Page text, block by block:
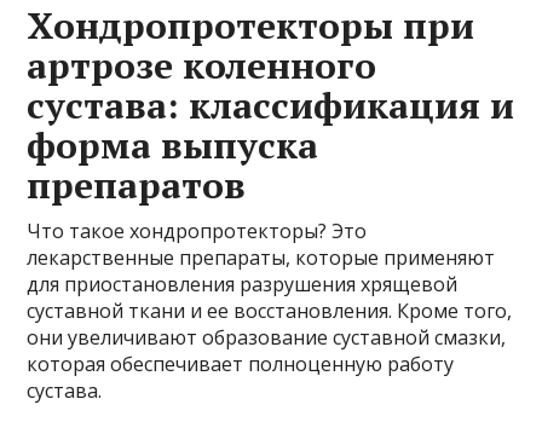
Хондропротекторы при
артрозе коленного
сустава: классификация и
форма выпуска
препаратов
Что такое хондропротекторы? Это
лекарственные препараты, которые применяют
для приостановления разрушения хрящевой
суставной ткани и ее восстановления. Кроме того,
они увеличивают образование суставной смазки,
которая обеспечивает полноценную работу
сустава.